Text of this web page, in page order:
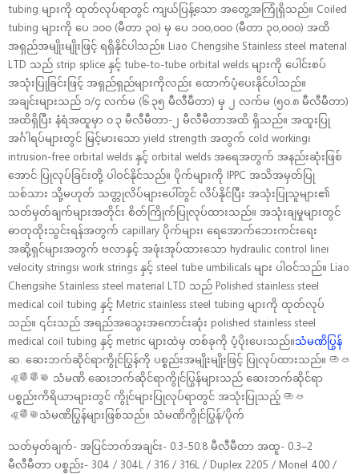
tubing များကို ထုတ်လုပ်ရာတွင် ကျယ်ပြန့်သော အတွေ့အကြုံရှိသည်။ Coiled
tubing များကို ပေ ၁၀၀ (မီတာ ၃၀) မှ ပေ ၁၀၀,၀၀၀ (မီတာ ၃၀,၀၀၀) အထိ
အရှည်အမျိုးမျိုးဖြင့် ရရှိနိုင်ပါသည်။ Liao Chengsihe Stainless steel material
LTD သည် strip splice နှင့် tube-to-tube orbital welds များကို ပေါင်းစပ်
အသုံးပြုခြင်းဖြင့် အရှည်ရှည်များကိုလည်း ထောက်ပံ့ပေးနိုင်ပါသည်။
အချင်းများသည် ၁/၄ လက်မ (၆.၃၅ မီလီမီတာ) မှ ၂ လက်မ (၅၀.၈ မီလီမီတာ)
အထိရှိပြီး နံရံအထူမှာ ၀.၃ မီလီမီတာ-၂ မီလီမီတာအထိ ရှိသည်။ အထူးပြု
အင်္ဂါရပ်များတွင် မြင့်မားသော yield strength အတွက် cold working၊
intrusion-free orbital welds နှင့် orbital welds အရေအတွက် အနည်းဆုံးဖြစ်
အောင် ပြုလုပ်ခြင်းတို့ ပါဝင်နိုင်သည်။ ပိုက်များကို IPPC အသိအမှတ်ပြု
သစ်သား သို့မဟုတ် သတ္တုလိပ်များပေါ်တွင် လိပ်နိုင်ပြီး အသုံးပြုသူများ၏
သတ်မှတ်ချက်များအတိုင်း စိတ်ကြိုက်ပြုလုပ်ထားသည်။ အသုံးချမှုများတွင်
ဓာတုထိုးသွင်းရန်အတွက် capillary ပိုက်များ၊ ရေအောက်ဘေးကင်းရေး
အဆို့ရှင်များအတွက် ဗလာနှင့် အဖုံးအုပ်ထားသော hydraulic control line၊
velocity strings၊ work strings နှင့် steel tube umbilicals များ ပါဝင်သည်။ Liao
Chengsihe Stainless steel material LTD သည် Polished stainless steel
medical coil tubing နှင့် Metric stainless steel tubing များကို ထုတ်လုပ်
သည်။ ၎င်းသည် အရည်အသွေးအကောင်းဆုံး polished stainless steel
medical coil tubing နှင့် metric များထဲမှ တစ်ခုကို ပံ့ပိုးပေးသည်။သံမဏိပြွန်
ဆ. ဆေးဘက်ဆိုင်ရာကွိုင်ပြွန်ကို ပစ္စည်းအမျိုးမျိုးဖြင့် ပြုလုပ်ထားသည်။ ඔප
දැමීමීම သံမဏိ ဆေးဘက်ဆိုင်ရာကွိုင်ပြွန်များသည် ဆေးဘက်ဆိုင်ရာ
ပစ္စည်းကိရိယာများတွင် ကွိုင်များပြုလုပ်ရာတွင် အသုံးပြုသည့် ඔප
දැමීමသံမဏိပြွန်များဖြစ်သည်။ သံမဏိကွိုင်ပြွန်/ပိုက်
သတ်မှတ်ချက်- အပြင်ဘက်အချင်း- 0.3-50.8 မီလီမီတာ အထူ- 0.3–2
မီလီမီတာ ပစ္စည်း- 304 / 304L / 316 / 316L / Duplex 2205 / Monel 400 /